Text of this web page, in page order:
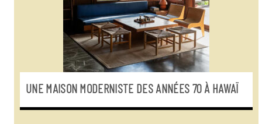
UNE MAISON MODERNISTE DES ANNÉES 70 À HAWAÏ